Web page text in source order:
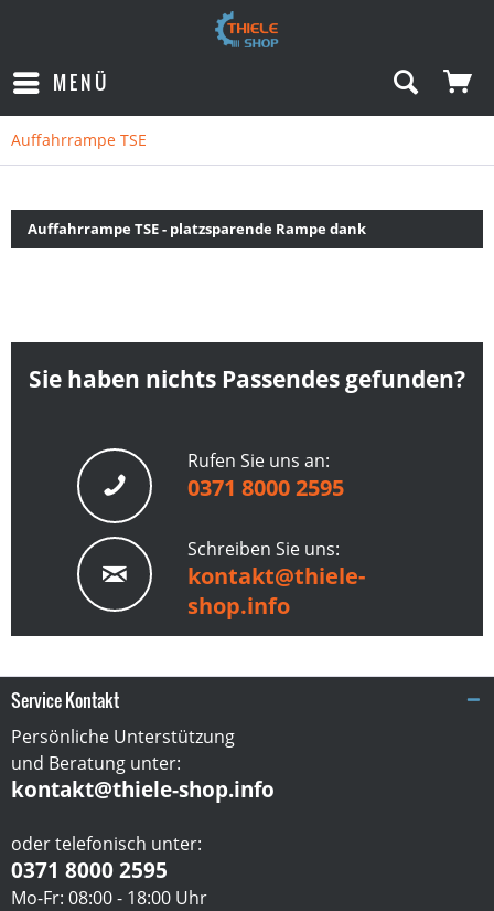
MENÜ
Auffahrrampe TSE
Auffahrrampe TSE - platzsparende Rampe dank
Sie haben nichts Passendes gefunden?
Rufen Sie uns an:
0371 8000 2595
Schreiben Sie uns:
kontakt@thiele-
shop.info
Service Kontakt
Persönliche Unterstützung
und Beratung unter:
kontakt@thiele-shop.info
oder telefonisch unter:
0371 8000 2595
Mo-Fr: 08:00 - 18:00 Uhr